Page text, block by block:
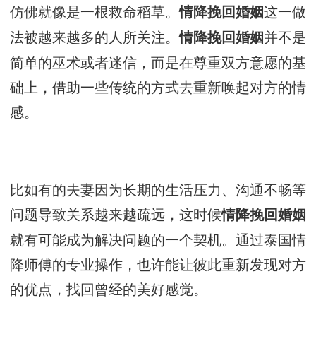
仿佛就像是一根救命稻草。情降挽回婚姻这一做
法被越来越多的人所关注。情降挽回婚姻并不是
简单的巫术或者迷信，而是在尊重双方意愿的基
础上，借助一些传统的方式去重新唤起对方的情
感。
比如有的夫妻因为长期的生活压力、沟通不畅等
问题导致关系越来越疏远，这时候情降挽回婚姻
就有可能成为解决问题的一个契机。通过泰国情
降师傅的专业操作，也许能让彼此重新发现对方
的优点，找回曾经的美好感觉。